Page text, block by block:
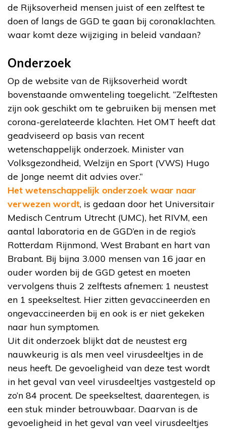
de Rijksoverheid mensen juist of een zelftest te
doen of langs de GGD te gaan bij coronaklachten.
waar komt deze wijziging in beleid vandaan?
Onderzoek
Op de website van de Rijksoverheid wordt
bovenstaande omwenteling toegelicht. “Zelftesten
zijn ook geschikt om te gebruiken bij mensen met
corona-gerelateerde klachten. Het OMT heeft dat
geadviseerd op basis van recent
wetenschappelijk onderzoek. Minister van
Volksgezondheid, Welzijn en Sport (VWS) Hugo
de Jonge neemt dit advies over.”
Het wetenschappelijk onderzoek waar naar
verwezen wordt, is gedaan door het Universitair
Medisch Centrum Utrecht (UMC), het RIVM, een
aantal laboratoria en de GGD’en in de regio’s
Rotterdam Rijnmond, West Brabant en hart van
Brabant. Bij bijna 3.000 mensen van 16 jaar en
ouder worden bij de GGD getest en moeten
vervolgens thuis 2 zelftests afnemen: 1 neustest
en 1 speekseltest. Hier zitten gevaccineerden en
ongevaccineerden bij en ook is er niet gekeken
naar hun symptomen.
Uit dit onderzoek blijkt dat de neustest erg
nauwkeurig is als men veel virusdeeltjes in de
neus heeft. De gevoeligheid van deze test wordt
in het geval van veel virusdeeltjes vastgesteld op
zo’n 84 procent. De speekseltest, daarentegen, is
een stuk minder betrouwbaar. Daarvan is de
gevoeligheid in het geval van veel virusdeeltjes